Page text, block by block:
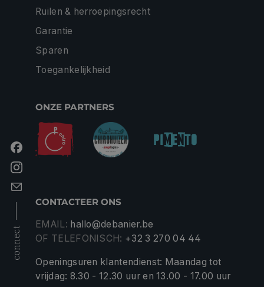
connect
Ruilen & herroepingsrecht
Garantie
Sparen
Toegankelijkheid
ONZE PARTNERS
CONTACTEER ONS
EMAIL: hallo@debanier.be
OF TELEFONISCH: +32 3 270 04 44
Openingsuren klantendienst: Maandag tot
vrijdag: 8.30 - 12.30 uur en 13.00 - 17.00 uur